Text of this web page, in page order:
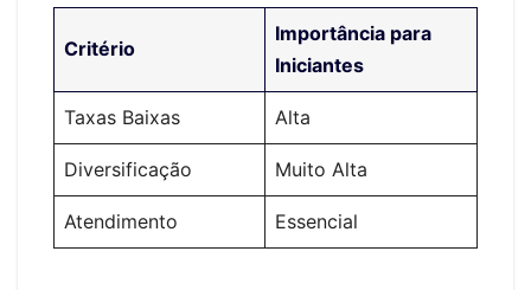
Critério
Importância para
Iniciantes
Taxas Baixas Alta
Diversificação Muito Alta
Atendimento Essencial